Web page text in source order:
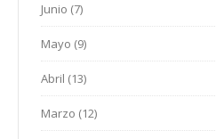
Junio (7)
Mayo (9)
Abril (13)
Marzo (12)